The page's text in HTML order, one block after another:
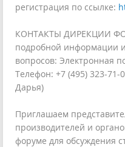
регистрация по ссылке:
КОНТАКТЫ ДИРЕКЦИИ
подробной информации
вопросов: Электронная
Телефон: +7 (495) 323-
Дарья)
Приглашаем
производителей и
форуме для обсуждения